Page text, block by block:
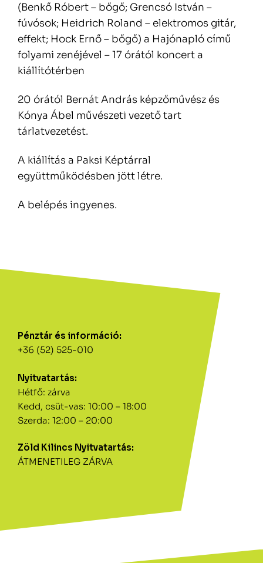
Pénztár és információ:
+36 (52) 525-010
Nyitvatartás:
Hétfő: zárva
Kedd, csüt-vas: 10:00 – 18:00
Szerda: 12:00 – 20:00
Zöld Kilincs Nyitvatartás:
ÁTMENETILEG ZÁRVA
(Benkő Róbert – bőgő; Grencsó István –
fúvósok; Heidrich Roland – elektromos gitár,
effekt; Hock Ernő – bőgő) a Hajónapló című
folyami zenéjével – 17 órától koncert a
kiállítótérben
20 órától Bernát András képzőművész és
Kónya Ábel művészeti vezető tart
tárlatvezetést.
A kiállítás a Paksi Képtárral
együttműködésben jött létre.
A belépés ingyenes.